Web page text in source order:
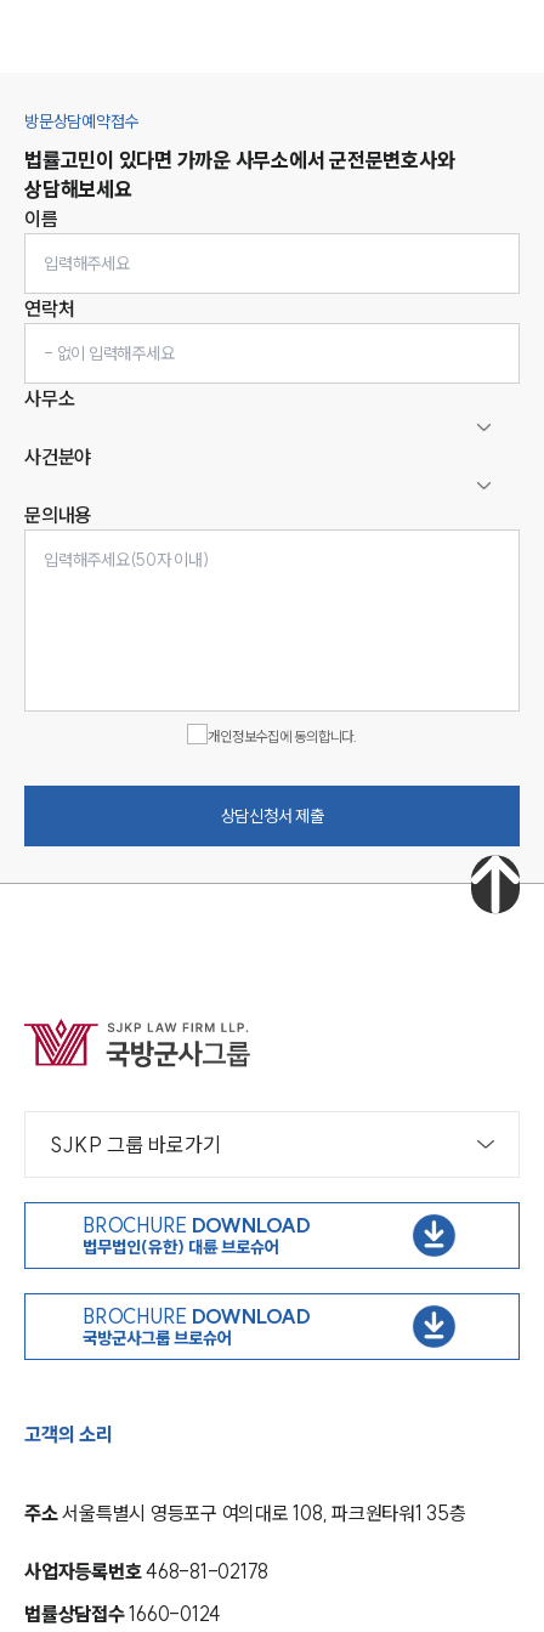
방문상담예약접수
법률고민이 있다면 가까운 사무소에서 군전문변호사와
상담해보세요
이름
연락처
사무소
사건분야
문의내용
개인정보수집에 동의합니다.
상담신청서 제출
SJKP 그룹 바로가기
BROCHURE DOWNLOAD
법무법인(유한) 대륜 브로슈어
BROCHURE DOWNLOAD
국방군사그룹 브로슈어
고객의 소리
주소서울특별시 영등포구 여의대로 108, 파크원타워1 35층
사업자등록번호468-81-02178
법률상담접수1660-0124